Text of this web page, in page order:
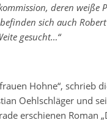
deren weiße
sich auch
gesucht…“
Hohne“, schrieb
Oehlschläger und
erschienen Roman